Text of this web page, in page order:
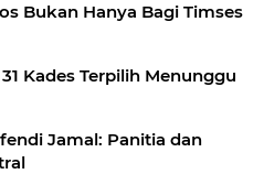
Bukan Hanya Bagi Timses
Kades Terpilih Menunggu
Jamal: Panitia dan